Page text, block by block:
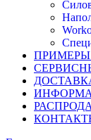
ПРИМЕРЫ